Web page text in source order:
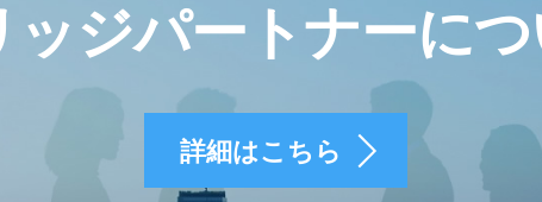
ッジパートナーに
詳細はこちら